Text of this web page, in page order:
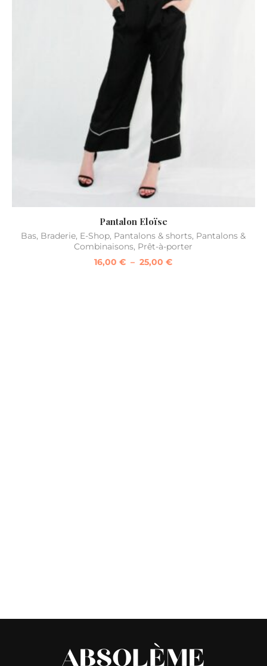
Pantalon Eloïse
Bas, Braderie, E-Shop, Pantalons & shorts, Pantalons &
Combinaisons, Prêt-à-porter
16,00€ – 25,00€